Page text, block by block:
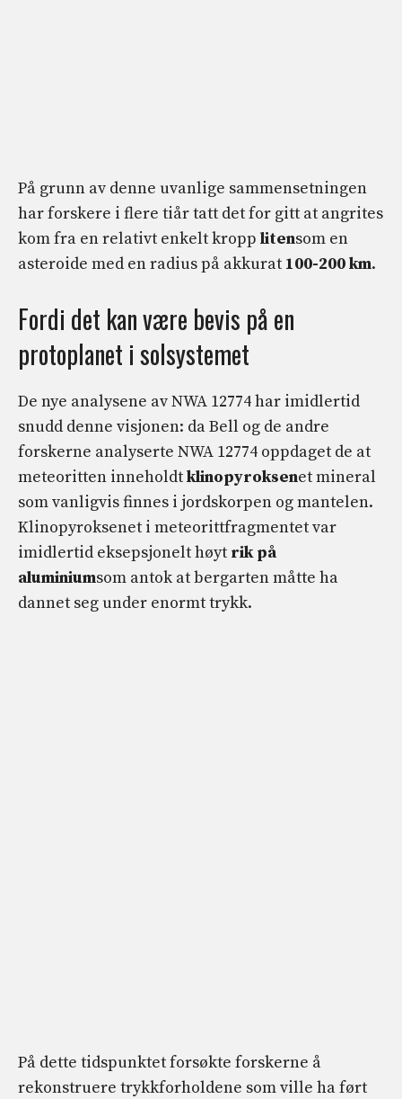
På grunn av denne uvanlige sammensetningen
har forskere i flere tiår tatt det for gitt at angrites
kom fra en relativt enkelt kropp litensom en
asteroide med en radius på akkurat 100-200 km.
Fordi det kan være bevis på en
protoplanet i solsystemet
De nye analysene av NWA 12774 har imidlertid
snudd denne visjonen: da Bell og de andre
forskerne analyserte NWA 12774 oppdaget de at
meteoritten inneholdtklinopyroksenet mineral
som vanligvis finnes i jordskorpen og mantelen.
Klinopyroksenet i meteorittfragmentet var
imidlertid eksepsjonelt høyt rik på
aluminiumsom antok at bergarten måtte ha
dannet seg under enormt trykk.
På dette tidspunktet forsøkte forskerne å
rekonstruere trykkforholdene som ville ha ført